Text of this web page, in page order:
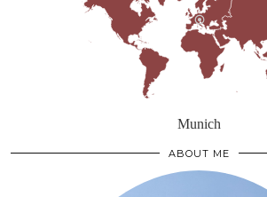
Munich
ABOUT ME